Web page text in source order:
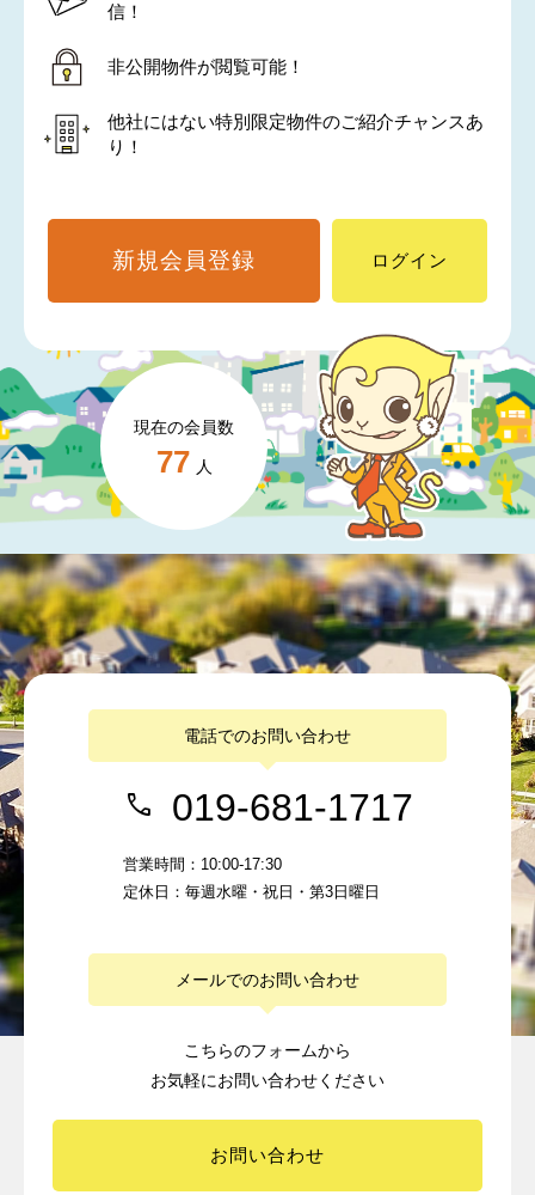
現在の会員数
77 人
信！
非公開物件が閲覧可能！
他社にはない特別限定物件のご紹介チャンスあ
り！
新規会員登録 ログイン
電話でのお問い合わせ
019-681-1717
営業時間：10:00-17:30
定休日：毎週水曜・祝日・第3日曜日
メールでのお問い合わせ
こちらのフォームから
お気軽にお問い合わせください
お問い合わせ